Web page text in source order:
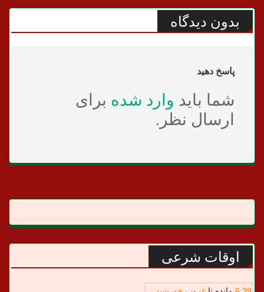
بدون دیدگاه
پاسخ دهید
شما باید وارد شده برای
ارسال نظر.
اوقات شرعی